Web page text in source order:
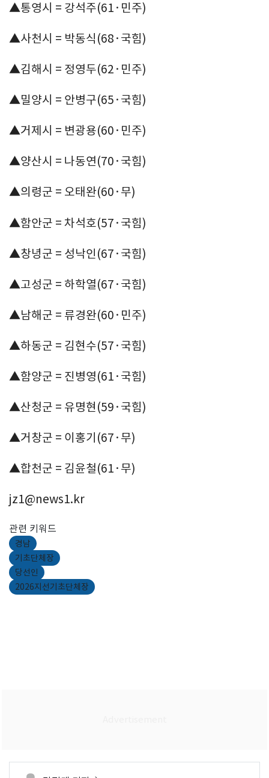
▲통영시 = 강석주(61·민주)
▲사천시 = 박동식(68·국힘)
▲김해시 = 정영두(62·민주)
▲밀양시 = 안병구(65·국힘)
▲거제시 = 변광용(60·민주)
▲양산시 = 나동연(70·국힘)
▲의령군 = 오태완(60·무)
▲함안군 = 차석호(57·국힘)
▲창녕군 = 성낙인(67·국힘)
▲고성군 = 하학열(67·국힘)
▲남해군 = 류경완(60·민주)
▲하동군 = 김현수(57·국힘)
▲함양군 = 진병영(61·국힘)
▲산청군 = 유명현(59·국힘)
▲거창군 = 이홍기(67·무)
▲합천군 = 김윤철(61·무)
jz1@news1.kr
관련 키워드
경남
기초단체장
당선인
2026지선기초단체장